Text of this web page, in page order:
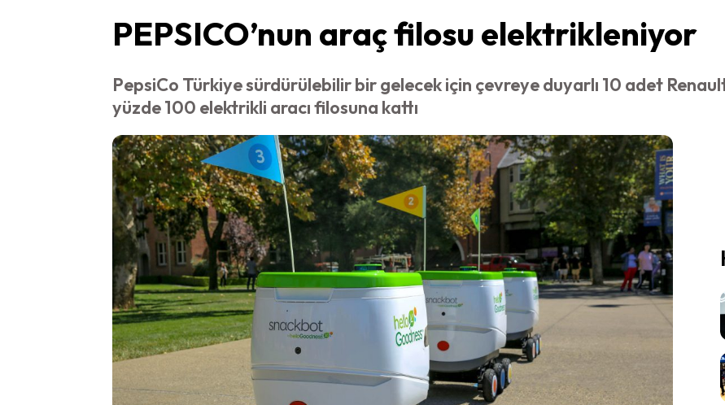
PEPSICO’nun araç filosu elektrikleniyor
PepsiCo Türkiye sürdürülebilir bir gelecek için çevreye duyarlı 10 adet
yüzde 100 elektrikli aracı filosuna kattı